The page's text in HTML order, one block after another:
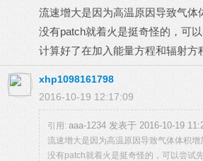
流速增大是因为高温原因导致气体
没有patch就着火是挺奇怪的，可
计算好了在加入能量方程和辐射方
xhp1098161798
2016-10-19 12:17:09
引用: aaa-1234 发表于 2016-10-19
流速增大是因为高温原因导致气体体积增
没有patch就着火是挺奇怪的，可以尝试